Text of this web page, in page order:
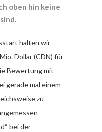
oben hin keine
halten wir
Dollar (CDN) für
Bewertung mit
gerade mal einem
zu
bei der